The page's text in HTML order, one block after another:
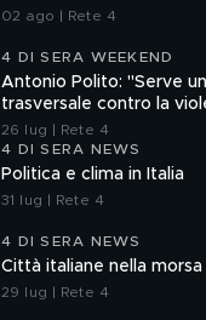
02 ago | Rete 4
4 DI SERA WEEKEND
Antonio Polito: "Serve
trasversale contro la
26 lug | Rete 4
4 DI SERA NEWS
Politica e clima in Italia
31 lug | Rete 4
4 DI SERA NEWS
Città italiane nella morsa
29 lug | Rete 4